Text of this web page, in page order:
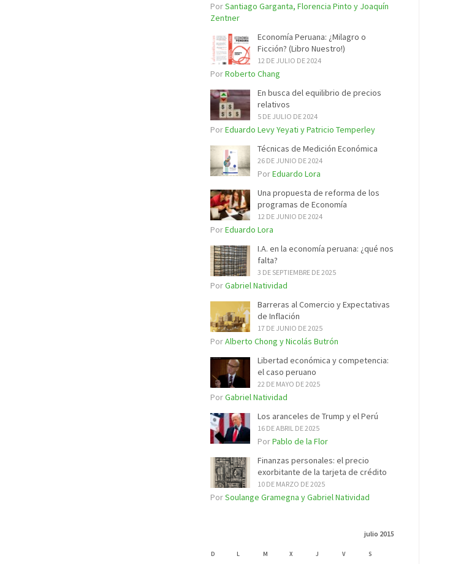
PorSantiago Garganta, Florencia Pinto y Joaquín
Zentner
Economía Peruana: ¿Milagro o
Ficción? (Libro Nuestro!)
12 DE JULIO DE 2024
PorRoberto Chang
En busca del equilibrio de precios
relativos
5 DE JULIO DE 2024
PorEduardo Levy Yeyati y Patricio Temperley
Técnicas de Medición Económica
26 DE JUNIO DE 2024
PorEduardo Lora
Una propuesta de reforma de los
programas de Economía
12 DE JUNIO DE 2024
PorEduardo Lora
I.A. en la economía peruana: ¿qué nos
falta?
3 DE SEPTIEMBRE DE 2025
PorGabriel Natividad
Barreras al Comercio y Expectativas
de Inflación
17 DE JUNIO DE 2025
PorAlberto Chong y Nicolás Butrón
Libertad económica y competencia:
el caso peruano
22 DE MAYO DE 2025
PorGabriel Natividad
Los aranceles de Trump y el Perú
16 DE ABRIL DE 2025
PorPablo de la Flor
Finanzas personales: el precio
exorbitante de la tarjeta de crédito
10 DE MARZO DE 2025
PorSoulange Gramegna y Gabriel Natividad
julio 2015
D L M X J V S